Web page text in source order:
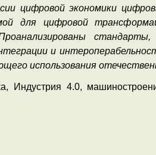
цифровой экономики
для цифровой
и
использования
Индустрия 4.0,